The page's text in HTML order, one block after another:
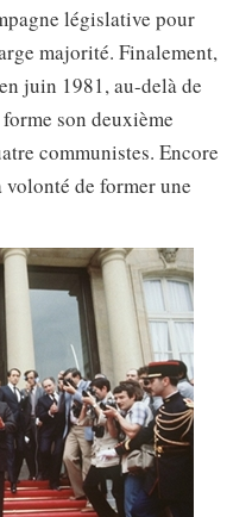
législative pour
majorité. Finalement,
juin 1981, au-delà de
son deuxième
communistes. Encore
volonté de former une